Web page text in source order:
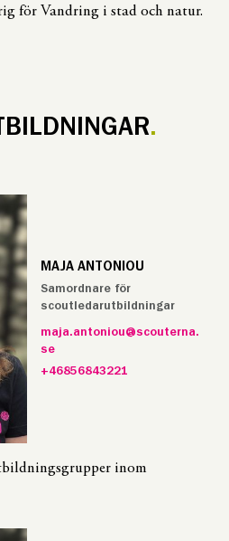
för Vandring i stad och natur.
MAJA ANTONIOU
Samordnare för
scoutledarutbildningar
maja.antoniou@scouterna.
se
+46856843221
inom